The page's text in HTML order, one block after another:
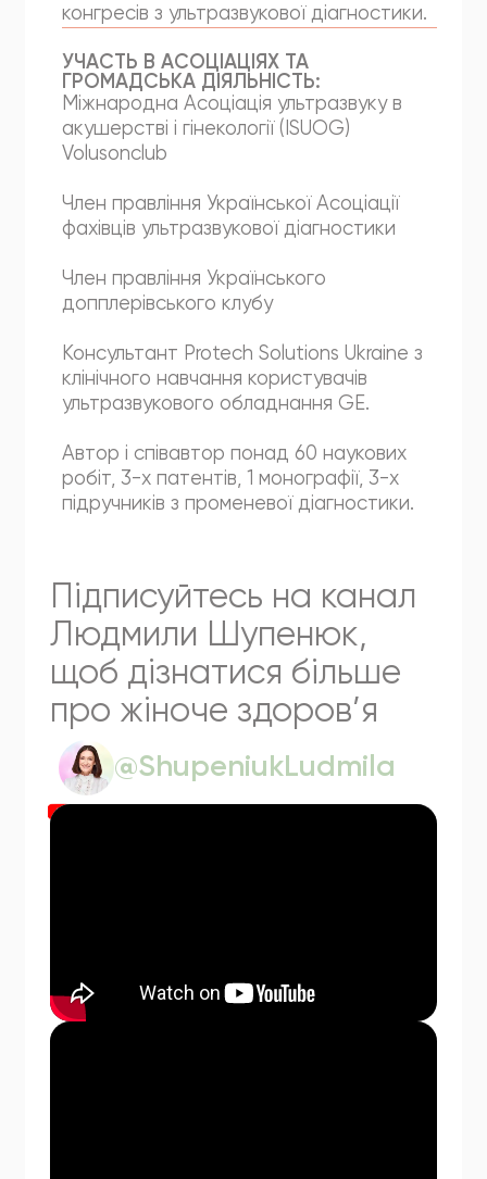
конгресів з ультразвукової діагностики.
УЧАСТЬ В АСОЦІАЦІЯХ ТА
ГРОМАДСЬКА ДІЯЛЬНІСТЬ:
Міжнародна Асоціація ультразвуку в
акушерстві і гінекології (ISUOG)
Volusonclub
Член правління Української Асоціації
фахівців ультразвукової діагностики
Член правління Українського
допплерівського клубу
Консультант Protech Solutions Ukraine з
клінічного навчання користувачів
ультразвукового обладнання GE.
Автор і співавтор понад 60 наукових
робіт, 3-х патентів, 1 монографії, 3-х
підручників з променевої діагностики.
Підписуйтесь на канал
Людмили Шупенюк,
щоб дізнатися більше
про жіноче здоров’я
@ShupeniukLudmila